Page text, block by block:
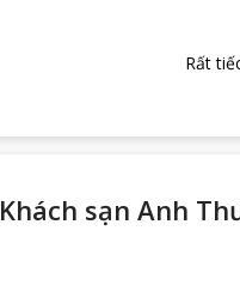
Rất
Khách sạn Anh